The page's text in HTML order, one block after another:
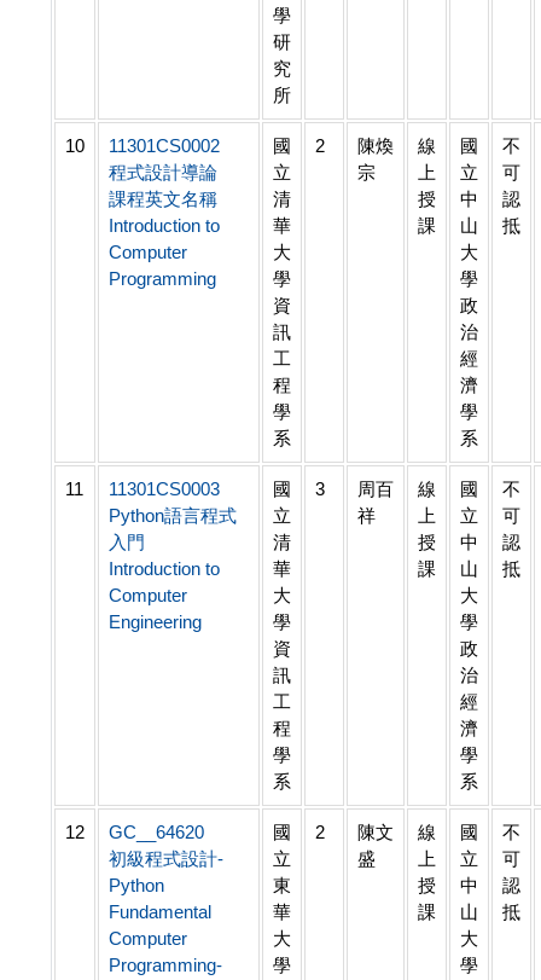
學
研
究
所
10
11301CS0002
程式設計導論
課程英文名稱
Introduction to
Computer
Programming
國
立
清
華
大
學
資
訊
工
程
學
系
2
陳煥
宗
線
上
授
課
國
立
中
山
大
學
政
治
經
濟
學
系
不
可
認
抵
11
11301CS0003
Python語言程式
入門
Introduction to
Computer
Engineering
國
立
清
華
大
學
資
訊
工
程
學
系
3
周百
祥
線
上
授
課
國
立
中
山
大
學
政
治
經
濟
學
系
不
可
認
抵
12
GC__64620
初級程式設計-
Python
Fundamental
Computer
Programming-
國
立
東
華
大
學
2
陳文
盛
線
上
授
課
國
立
中
山
大
學
不
可
認
抵